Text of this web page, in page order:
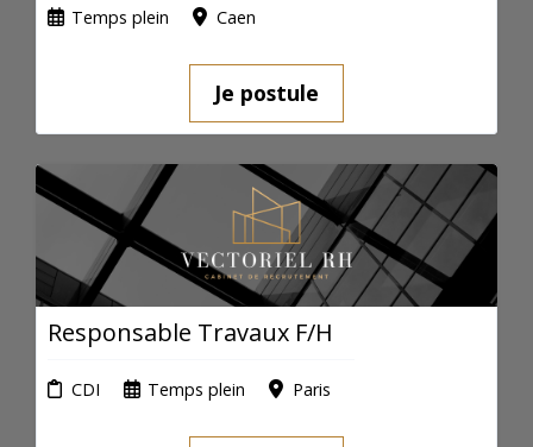
Temps plein
Caen
Je postule
Responsable Travaux F/H
CDI Temps plein Paris